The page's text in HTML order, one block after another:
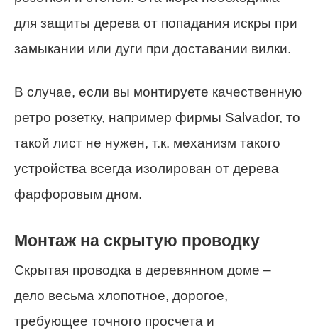
для защиты дерева от попадания искры при
замыкании или дуги при доставании вилки.
В случае, если вы монтируете качественную
ретро розетку, например фирмы Salvador, то
такой лист не нужен, т.к. механизм такого
устройства всегда изолирован от дерева
фарфоровым дном.
Монтаж на скрытую проводку
Скрытая проводка в деревянном доме –
дело весьма хлопотное, дорогое,
требующее точного просчета и